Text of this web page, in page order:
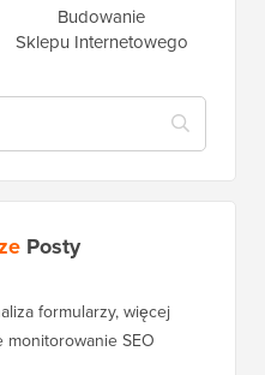
Budowanie
Sklepu Internetowego
Posty
formularzy, więcej
SEO